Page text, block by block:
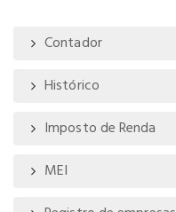
Contador
Histórico
Imposto de Renda
MEI